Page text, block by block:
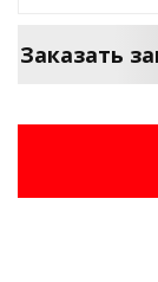
Заказать